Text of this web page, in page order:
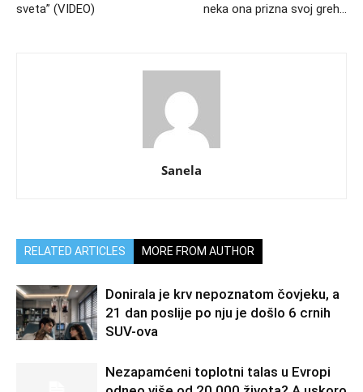
sveta” (VIDEO)
neka ona prizna svoj greh…
Sanela
RELATED ARTICLES MORE FROM AUTHOR
Donirala je krv nepoznatom čovjeku, a
21 dan poslije po nju je došlo 6 crnih
SUV-ova
Nezapamćeni toplotni talas u Evropi